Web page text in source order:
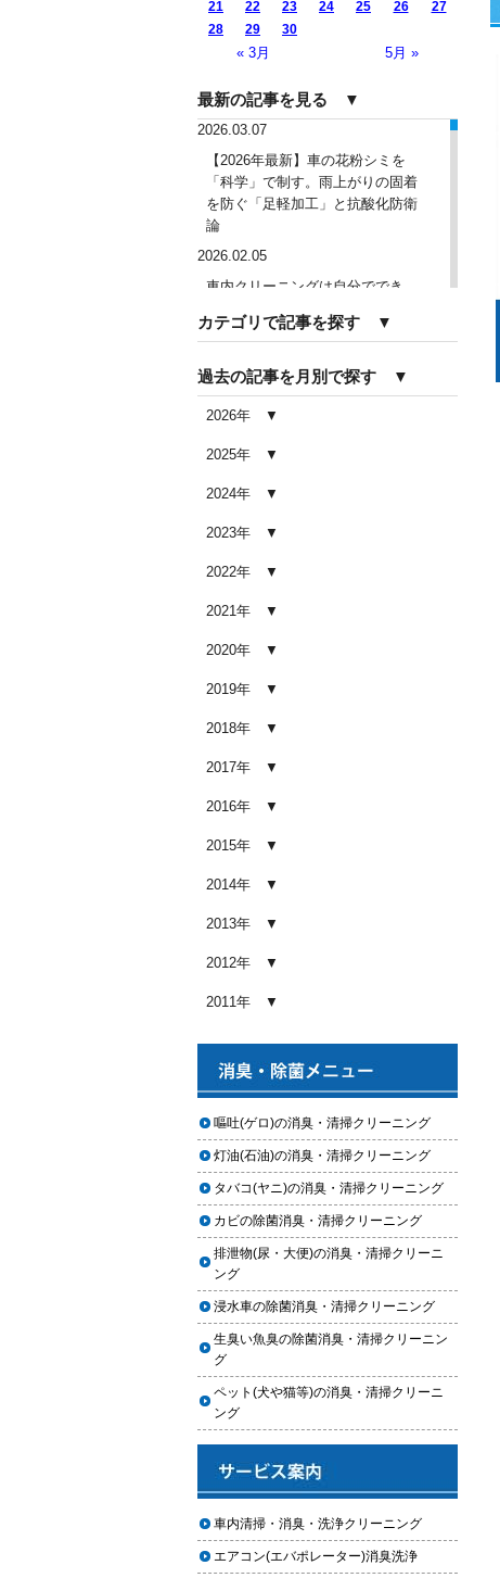
« 3月 5月 »
21 22 23 24 25 26
27
28
29 30
最新の記事を見る ▼
2026.03.07
【2026年最新】車の花粉シミを
「科学」で制す。雨上がりの固着
を防ぐ「足軽加工」と抗酸化防衛
論
2026.02.05
車内クリーニングは自分ででき
界を徹底解説
車内クリーニングで失敗する人の
共通点｜やってはいけない5つの判
2026.02.03
車内クリーニング業者の選び方｜
つのポイント
2026.02.02
果を感じない人が見落としている3
つの原因
自分でできる？プロに頼むべき境
2026.01.05
【2026年版】車内の臭いが取れな
ビ別の正しい対処法
2026.01.04
どこまでやるべき？目的別おすす
め内容と費用目安
別に徹底比較
2026.01.02
ヘッドライト黄ばみ取りの料金相
場｜イエローハット・オートバッ
クス・専門店を徹底比較【2026年
版】
2026.01.01
【2026年版】イエローハットのカ
ーフィルム料金はいくら？施工内
容・相場・安くするコツ
2025.12.05
車のヘッドライト交換のタイミン
グと費用
2025.12.04
車のサスペンション交換の必要性
車のフロントガラス交換の料金相
場と作業手順
カテゴリで記事を探す ▼
過去の記事を月別で探す ▼
2026年
2025年
2024年
2023年
2022年
2021年
2020年
2019年
2018年
2017年
2016年
2015年
2014年
2013年
2012年
2011年
嘔吐(ゲロ)の消臭・清掃クリーニング
灯油(石油)の消臭・清掃クリーニング
タバコ(ヤニ)の消臭・清掃クリーニング
カビの除菌消臭・清掃クリーニング
排泄物(尿・大便)の消臭・清掃クリーニ
ング
浸水車の除菌消臭・清掃クリーニング
生臭い魚臭の除菌消臭・清掃クリーニン
グ
ペット(犬や猫等)の消臭・清掃クリーニ
ング
車内清掃・消臭・洗浄クリーニング
エアコン(エバポレーター)消臭洗浄